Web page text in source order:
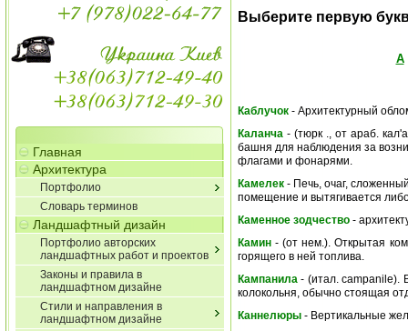
Главная
Архитектура
Портфолио
Словарь терминов
Ландшафтный дизайн
Портфолио авторских
ландшафтных работ и проектов
Законы и правила в
ландшафтном дизайне
Стили и направления в
ландшафтном дизайне
Выберите первую
А
Каблучок- Архитектурный
Каланча- (тюрк ., от араб.
башня для наблюдения за
флагами и фонарями.
Камелек- Печь, очаг,
помещение и вытягивается
Каменное зодчество-
Камин- (от нем.). Открытая
горящего в ней топлива.
Кампанила- (итал. campanile).
колокольня, обычно стоящая
Каннелюры- Вертикальные